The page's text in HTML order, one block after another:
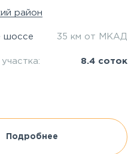
район
шоссе 35 км от МКАД
8.4 соток
Подробнее